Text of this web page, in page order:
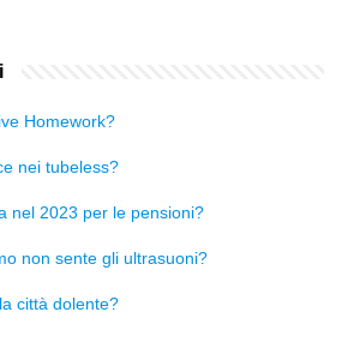
Homework?
nei tubeless?
nel 2023 per le pensioni?
non sente gli ultrasuoni?
città dolente?